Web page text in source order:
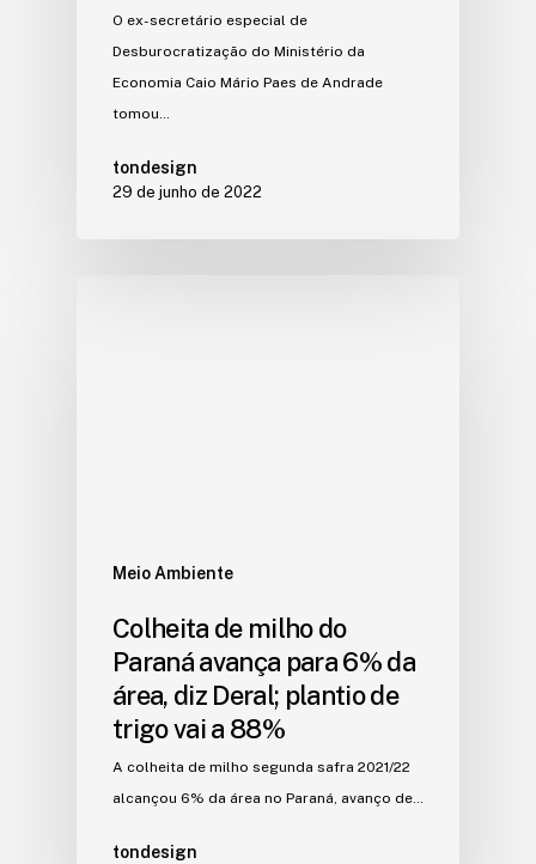
O ex-secretário especial de
Desburocratização do Ministério da
Economia Caio Mário Paes de Andrade
tomou…
tondesign
29 de junho de 2022
Meio Ambiente
Colheita de milho do
Paraná avança para 6% da
área, diz Deral; plantio de
trigo vai a 88%
A colheita de milho segunda safra 2021/22
alcançou 6% da área no Paraná, avanço de…
tondesign